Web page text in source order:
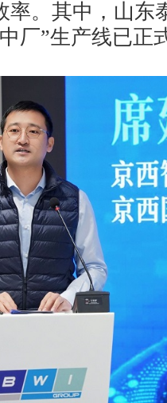
率。其中，山东
厂”生产线已正